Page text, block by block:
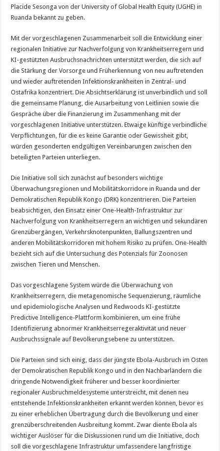
Placide Sesonga von der University of Global Health Equity (UGHE) in
Ruanda bekannt zu geben.
Mit der vorgeschlagenen Zusammenarbeit soll die Entwicklung einer
regionalen Initiative zur Nachverfolgung von Krankheitserregern und
KI-gestützten Ausbruchsnachrichten unterstützt werden, die sich auf
die Stärkung der Vorsorge und Früherkennung von neu auftretenden
und wieder auftretenden Infektionskrankheiten in Zentral- und
Ostafrika konzentriert. Die Absichtserklärung ist unverbindlich und soll
die gemeinsame Planung, die Ausarbeitung von Leitlinien sowie die
Gespräche über die Finanzierung im Zusammenhang mit der
vorgeschlagenen Initiative unterstützen. Etwaige künftige verbindliche
Verpflichtungen, für die es keine Garantie oder Gewissheit gibt,
würden gesonderten endgültigen Vereinbarungen zwischen den
beteiligten Parteien unterliegen.
Die Initiative soll sich zunächst auf besonders wichtige
Überwachungsregionen und Mobilitätskorridore in Ruanda und der
Demokratischen Republik Kongo (DRK) konzentrieren. Die Parteien
beabsichtigen, den Einsatz einer One-Health-Infrastruktur zur
Nachverfolgung von Krankheitserregern an wichtigen und sekundären
Grenzübergängen, Verkehrsknotenpunkten, Ballungszentren und
anderen Mobilitätskorridoren mit hohem Risiko zu prüfen. One-Health
bezieht sich auf die Untersuchung des Potenzials für Zoonosen
zwischen Tieren und Menschen.
Das vorgeschlagene System würde die Überwachung von
Krankheitserregern, die metagenomische Sequenzierung, räumliche
und epidemiologische Analysen und Redwoods KI-gestützte
Predictive Intelligence-Plattform kombinieren, um eine frühe
Identifizierung abnormer Krankheitserregeraktivität und neuer
Ausbruchssignale auf Bevölkerungsebene zu unterstützen.
Die Parteien sind sich einig, dass der jüngste Ebola-Ausbruch im Osten
der Demokratischen Republik Kongo und in den Nachbarländern die
dringende Notwendigkeit früherer und besser koordinierter
regionaler Ausbruchmeldesysteme unterstreicht, mit denen neu
entstehende Infektionskrankheiten erkannt werden können, bevor es
zu einer erheblichen Übertragung durch die Bevölkerung und einer
grenzüberschreitenden Ausbreitung kommt. Zwar diente Ebola als
wichtiger Auslöser für die Diskussionen rund um die Initiative, doch
soll die vorgeschlagene Infrastruktur umfassendere langfristige